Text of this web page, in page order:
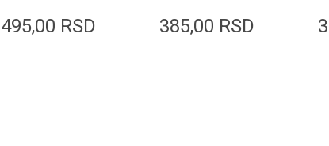
495,00 RSD 385,00 RSD